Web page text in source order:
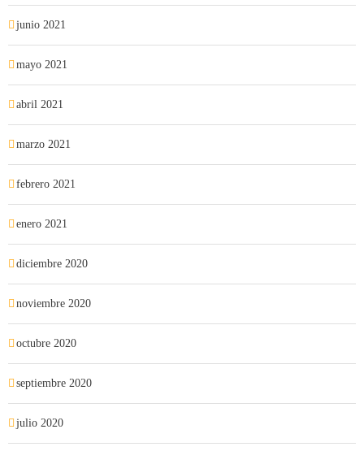
junio 2021
mayo 2021
abril 2021
marzo 2021
febrero 2021
enero 2021
diciembre 2020
noviembre 2020
octubre 2020
septiembre 2020
julio 2020